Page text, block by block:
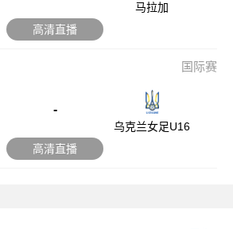
马拉加
高清直播
国际赛
-
乌克兰女足U16
高清直播